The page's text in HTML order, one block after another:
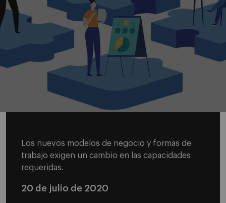
Los nuevos modelos de negocio y formas de
trabajo exigen un cambio en las capacidades
requeridas.
20 de julio de 2020